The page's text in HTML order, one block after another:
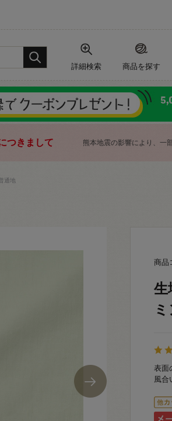
詳細検索 商品を探す
つきまして 熊本地震の影響により、一
通地
商品
生
表面
風合